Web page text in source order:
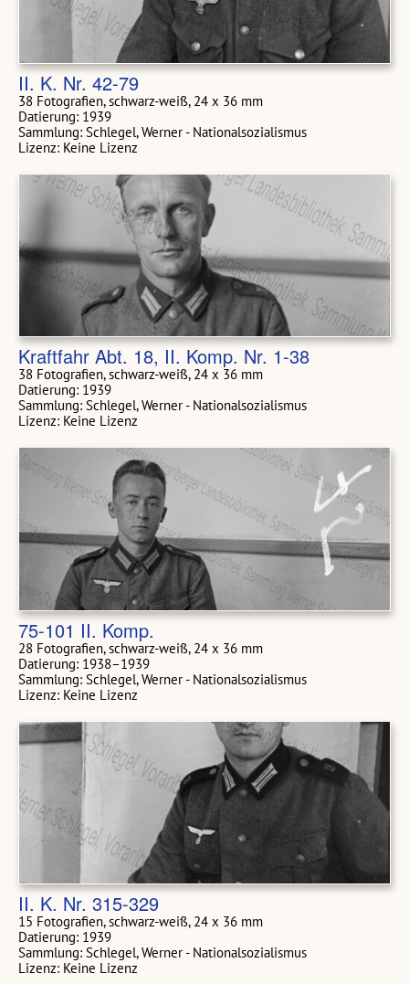
II. K. Nr. 42-79
38 Fotografien, schwarz-weiß, 24 x 36 mm
Datierung: 1939
Sammlung: Schlegel, Werner - Nationalsozialismus
Lizenz: Keine Lizenz
Kraftfahr Abt. 18, II. Komp. Nr. 1-38
38 Fotografien, schwarz-weiß, 24 x 36 mm
Datierung: 1939
Sammlung: Schlegel, Werner - Nationalsozialismus
Lizenz: Keine Lizenz
75-101 II. Komp.
28 Fotografien, schwarz-weiß, 24 x 36 mm
Datierung: 1938–1939
Sammlung: Schlegel, Werner - Nationalsozialismus
Lizenz: Keine Lizenz
II. K. Nr. 315-329
15 Fotografien, schwarz-weiß, 24 x 36 mm
Datierung: 1939
Sammlung: Schlegel, Werner - Nationalsozialismus
Lizenz: Keine Lizenz